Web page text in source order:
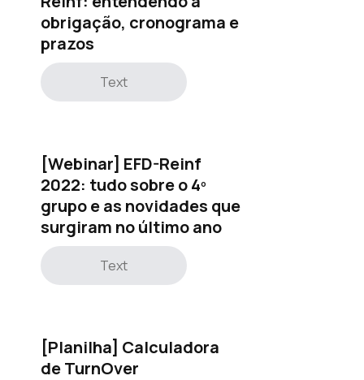
obrigação, cronograma e
prazos
Text
[Webinar] EFD-Reinf
2022: tudo sobre o 4º
grupo e as novidades que
surgiram no último ano
Text
[Planilha] Calculadora
de TurnOver